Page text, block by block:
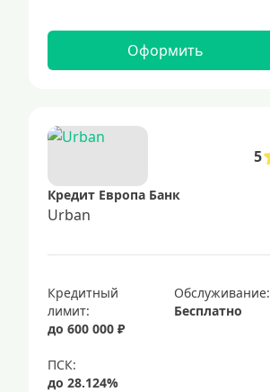
Оформить
5
Кредит Европа Банк
Urban
Кредитный
лимит:
до 600 000 ₽
Обслуживание:
Бесплатно